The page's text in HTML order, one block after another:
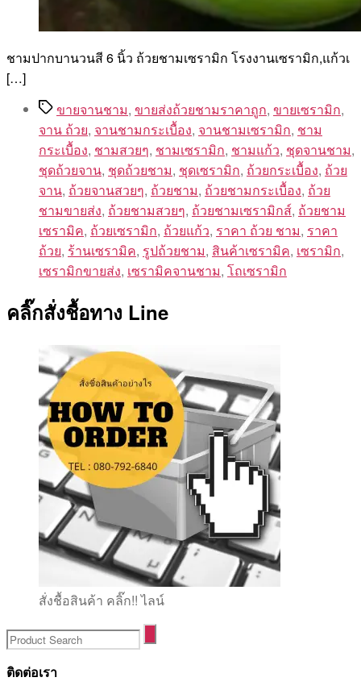
ชามปากบานวนสี 6 นิ้ว ถ้วยชามเซรามิก โรงงานเซรามิก,แก้วเ
[…]
Tagsขายจานชาม, ขายส่งถ้วยชามราคาถูก, ขายเซรามิก,
จาน ถ้วย, จานชามกระเบื้อง, จานชามเซรามิก, ชาม
กระเบื้อง, ชามสวยๆ, ชามเซรามิก, ชามแก้ว, ชุดจานชาม,
ชุดถ้วยจาน, ชุดถ้วยชาม, ชุดเซรามิก, ถ้วยกระเบื้อง, ถ้วย
จาน, ถ้วยจานสวยๆ, ถ้วยชาม, ถ้วยชามกระเบื้อง, ถ้วย
ชามขายส่ง, ถ้วยชามสวยๆ, ถ้วยชามเซรามิกส์, ถ้วยชาม
เซรามิค, ถ้วยเซรามิก, ถ้วยแก้ว, ราคา ถ้วย ชาม, ราคา
ถ้วย, ร้านเซรามิค, รูปถ้วยชาม, สินค้าเซรามิค, เซรามิก,
เซรามิกขายส่ง, เซรามิคจานชาม, โถเซรามิก
คลิ๊กสั่งชื้อทาง Line
สั่งชื้อสินค้า คลิ๊ก!! ไลน์
ติดต่อเรา